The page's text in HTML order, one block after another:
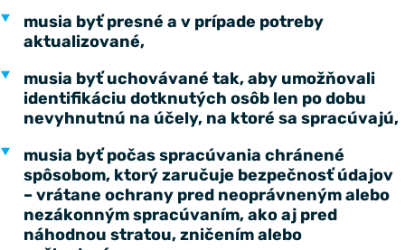
musia byť presné a v prípade potreby
aktualizované,
musia byť uchovávané tak, aby umožňovali
identifikáciu dotknutých osôb len po dobu
nevyhnutnú na účely, na ktoré sa spracúvajú,
musia byť počas spracúvania chránené
spôsobom, ktorý zaručuje bezpečnosť údajov
– vrátane ochrany pred neoprávneným alebo
nezákonným spracúvaním, ako aj pred
náhodnou stratou, zničením alebo